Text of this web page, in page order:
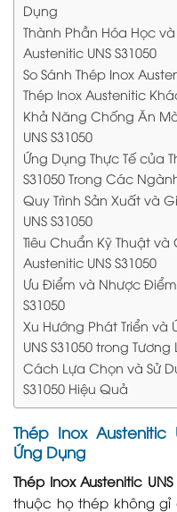
Dụng
Thành Phần Hóa Học
Austenitic UNS S31050
So Sánh Thép Inox
Thép Inox Austenitic
Khả Năng Chống Ăn
UNS S31050
Ứng Dụng Thực Tế của
S31050 Trong Các
Quy Trình Sản Xuất và
UNS S31050
Tiêu Chuẩn Kỹ Thuật
Austenitic UNS S31050
Ưu Điểm và Nhược
S31050
Xu Hướng Phát Triển và
UNS S31050 trong
Cách Lựa Chọn và Sử
S31050 Hiệu Quả
Thép Inox Austenitic
Ứng Dụng
Thép Inox Austenitic UNS
thuộc họ thép không gỉ